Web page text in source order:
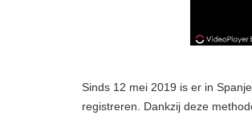
Sinds 12 mei 2019 is er in
registreren. Dankzij deze